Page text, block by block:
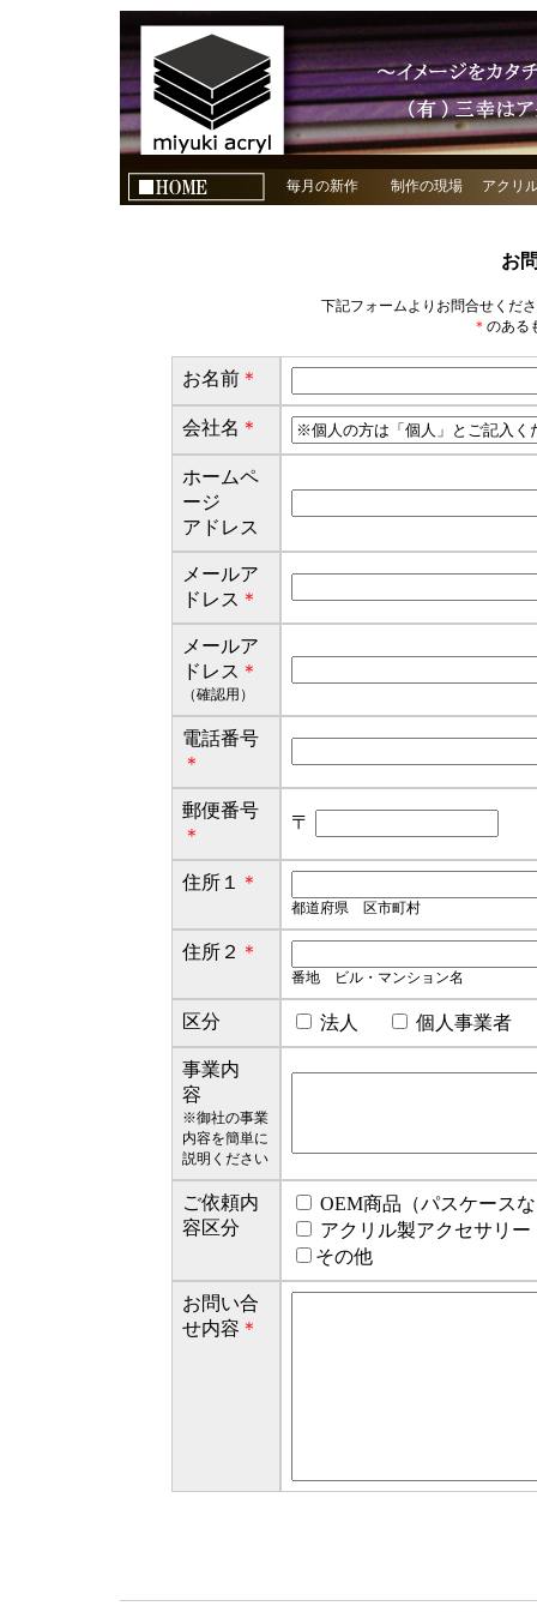
毎月の新作 制作の現場 アクリ
お
下記フォームよりお問合せくだ
＊ のある
お名前 ＊
会社名 ＊
ホームペ
ージ
アドレス
メールア
ドレス ＊
メールア
ドレス ＊
（確認用）
電話番号
＊
郵便番号
＊
〒
住所１ ＊
都道府県 区市町村
住所２ ＊
番地 ビル・マンション名
区分 法人 個人事業
事業内
容
※御社の事業
内容を簡単に
説明ください
ご依頼内
容区分
OEM商品（パスケー
アクリル製アクセサ
その他
お問い合
せ内容 ＊